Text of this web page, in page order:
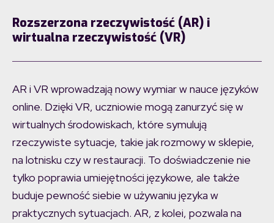
Rozszerzona rzeczywistość (AR) i
wirtualna rzeczywistość (VR)
AR i VR wprowadzają nowy wymiar w nauce języków
online. Dzięki VR, uczniowie mogą zanurzyć się w
wirtualnych środowiskach, które symulują
rzeczywiste sytuacje, takie jak rozmowy w sklepie,
na lotnisku czy w restauracji. To doświadczenie nie
tylko poprawia umiejętności językowe, ale także
buduje pewność siebie w używaniu języka w
praktycznych sytuacjach. AR, z kolei, pozwala na